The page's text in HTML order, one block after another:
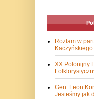
Rozłam w
Kaczyńskiego
XX Polonijny
Gen. Leon
Jesteśmy jak